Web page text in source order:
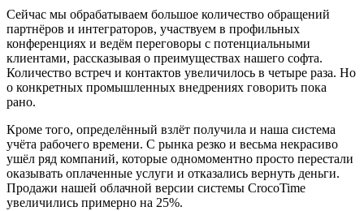
Сейчас мы обрабатываем большое количество обращений
партнёров и интеграторов, участвуем в профильных
конференциях и ведём переговоры с потенциальными
клиентами, рассказывая о преимуществах нашего софта.
Количество встреч и контактов увеличилось в четыре раза. Но
о конкретных промышленных внедрениях говорить пока
рано.
Кроме того, определённый взлёт получила и наша система
учёта рабочего времени. С рынка резко и весьма некрасиво
ушёл ряд компаний, которые одномоментно просто перестали
оказывать оплаченные услуги и отказались вернуть деньги.
Продажи нашей облачной версии системы CrocoTime
увеличились примерно на 25%.